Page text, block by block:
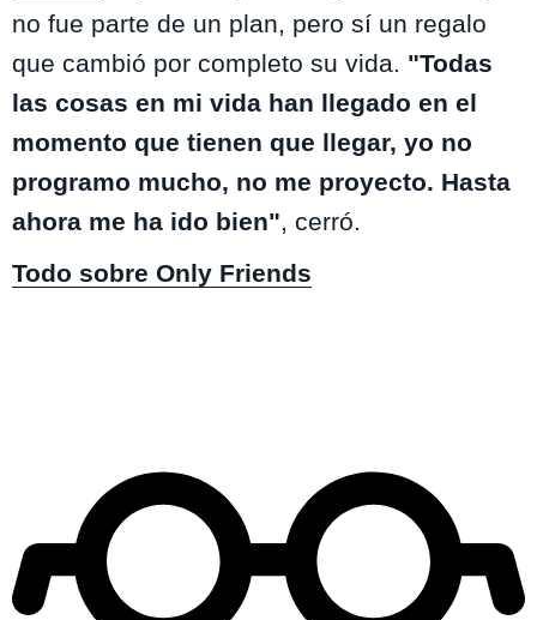
no fue parte de un plan, pero sí un regalo
que cambió por completo su vida. "Todas
las cosas en mi vida han llegado en el
momento que tienen que llegar, yo no
programo mucho, no me proyecto. Hasta
ahora me ha ido bien", cerró.
Todo sobre Only Friends